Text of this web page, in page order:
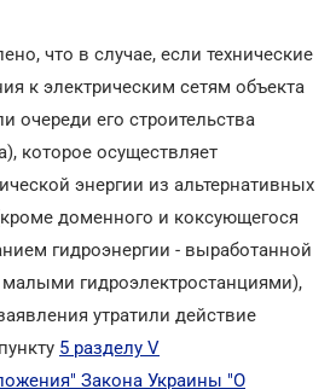
что в случае, если технические
к электрическим сетям объекта
очереди его строительства
которое осуществляет
энергии из альтернативных
доменного и коксующегося
гидроэнергии - выработанной
гидроэлектростанциями),
утратили действие
5 разделу V
Закона Украины "О